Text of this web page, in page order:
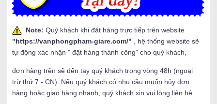
Note: Quý khách khi đặt hàng trực tiếp trên website
"https://vanphongpham-giare.com/"
, hệ thống website sẽ
tự động xác nhận " đặt hàng thành công" cho quý khách,
đơn hàng trên sẽ đến tay quý khách trong vòng 48h (ngoại
trừ thứ 7 - CN). Nếu quý khách có nhu cầu muốn hủy đơn
hàng hoặc giao hàng nhanh, quý khách xin vui lòng liên hệ